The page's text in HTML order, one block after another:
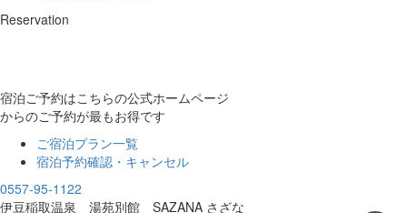
Reservation
宿泊ご予約はこちらの公式ホームページ
からのご予約が最もお得です
ご宿泊プラン一覧
宿泊予約確認・キャンセル
0557-95-1122
伊豆稲取温泉 湯苑別館 SAZANA さざな